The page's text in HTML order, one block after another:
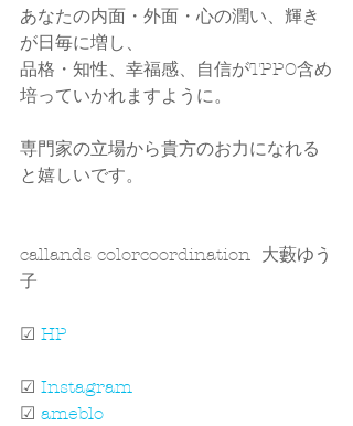
あなたの内面・外面・心の潤い、輝き
が日毎に増し、
品格・知性、幸福感、自信がTPPO含め
培っていかれますように。
専門家の立場から貴方のお力になれる
と嬉しいです。
callands colorcoordination  大藪ゆう
子
☑ HP
☑ Instagram
☑ ameblo